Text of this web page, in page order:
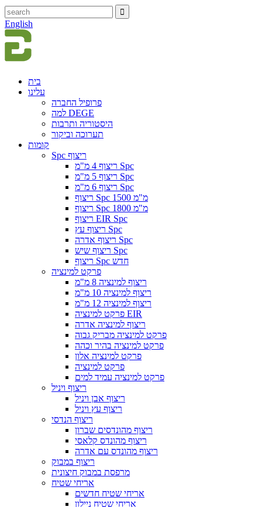
English
בית
עלינו
פרופיל החברה
למה DEGE
היסטוריה ותרבות
תערוכה וביקור
קומות
Spc ריצוף
ריצוף 4 מ"מ Spc
ריצוף 5 מ"מ Spc
ריצוף 6 מ"מ Spc
ריצוף Spc 1500 מ"מ
ריצוף Spc 1800 מ"מ
ריצוף EIR Spc
ריצוף עץ Spc
ריצוף אדרה Spc
ריצוף שיש Spc
ריצוף Spc חדש
פרקט למינציה
ריצוף למינציה 8 מ"מ
ריצוף למינציה 10 מ"מ
ריצוף למינציה 12 מ"מ
פרקט למינציה EIR
ריצוף למינציה אדרה
פרקט למינציה מבריק גבוה
פרקט למינציה בהיר וכהה
פרקט למינציה אלון
פרקט למינציה
פרקט למינציה עמיד למים
ריצוף ויניל
ריצוף אבן ויניל
ריצוף עץ ויניל
ריצוף הנדסי
ריצוף מהונדסים שברון
ריצוף מהונדס קלאסי
ריצוף מהונדס עם אדרה
ריצוף במבוק
מרפסת במבוק חיצונית
אריחי שטיח
אריחי שטיח חדשים
אריחי שטיח ניילון